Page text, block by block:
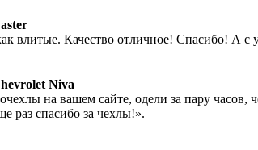
влитые. Качество отличное! Спасибо! А с
Niva
на вашем сайте, одели за пару
раз спасибо за чехлы!».